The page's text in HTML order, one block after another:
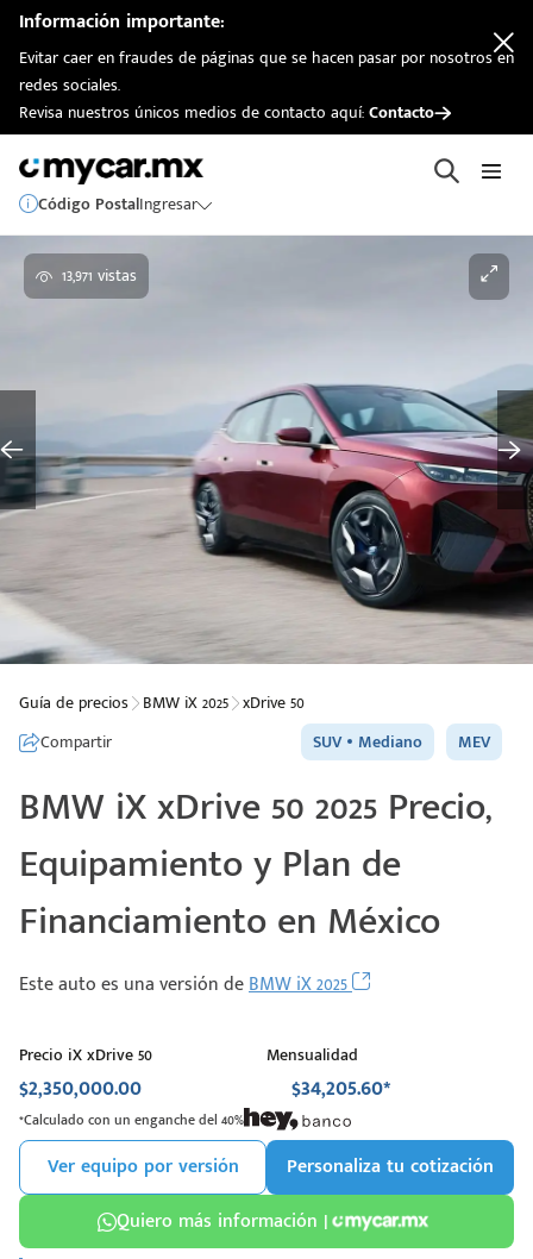
Información importante:
Evitar caer en fraudes de páginas que se hacen pasar por nosotros en
redes sociales.
Revisa nuestros únicos medios de contacto aquí:Contacto
Código PostalIngresar
13,971 vistas
Guía de precios BMW iX 2025 xDrive 50
Compartir
SUV Mediano MEV
BMW iX xDrive 50 2025 Precio,
Equipamiento y Plan de
Financiamiento en México
Este auto es una versión deBMW iX 2025
Precio iX xDrive 50
$2,350,000.00
Mensualidad
$34,205.60*
*Calculado con un enganche del 40%
Ver equipo por versión
Personaliza tu cotización
Quiero más información |